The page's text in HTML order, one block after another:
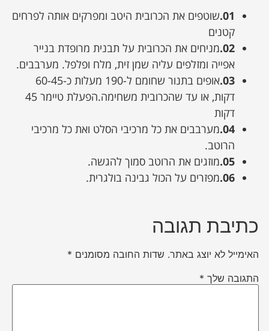
01. שוטפים את הכרובית היטב ומפרקים אותה לפרחים
קטנים
02. מניחים את הכרובית על תבנית מרופדת בנייר
אפייה ומזלפים עליה שמן זית, מלח ופלפל. מערבבים.
03.
אופים בתנור שחומם ל-190 מעלות כ-60-45
דקות, או עד שהכרובית משחימה.הפעלת טיימר 45
דקות
04. מערבבים את כל מרכיבי הסלט ואת כל מרכיבי
הרוטב.
05. מוזגים את הרוטב סמוך להגשה.
06. מפזרים על הכול גבינה בולגרית.
כתיבת תגובה
האימייל לא יוצג באתר. שדות החובה מסומנים *
התגובה שלך *